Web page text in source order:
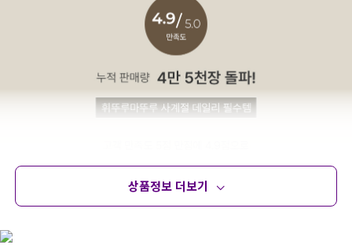
상품정보 더보기